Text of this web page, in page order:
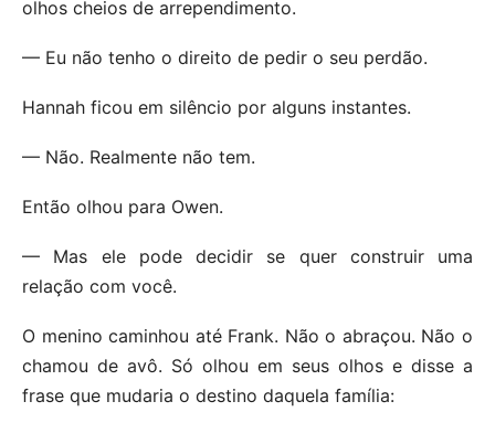
olhos cheios de arrependimento.
— Eu não tenho o direito de pedir o seu perdão.
Hannah ficou em silêncio por alguns instantes.
— Não. Realmente não tem.
Então olhou para Owen.
— Mas ele pode decidir se quer construir uma
relação com você.
O menino caminhou até Frank. Não o abraçou. Não o
chamou de avô. Só olhou em seus olhos e disse a
frase que mudaria o destino daquela família: